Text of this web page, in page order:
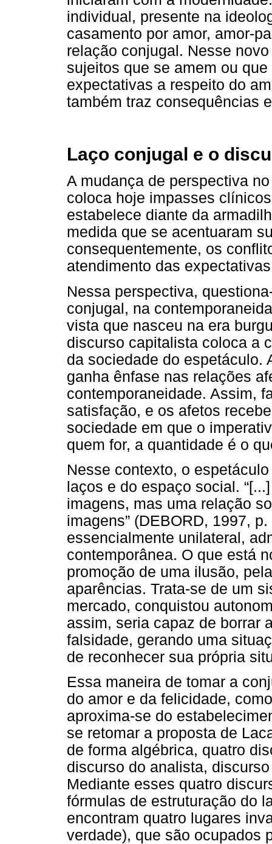
individual, presente na
casamento por amor, amor-
relação conjugal. Nesse
sujeitos que se amem ou que
expectativas a respeito do
também traz consequências
Laço conjugal e o
A mudança de perspectiva
coloca hoje impasses
estabelece diante da
medida que se acentuaram
consequentemente, os
atendimento das
Nessa perspectiva,
conjugal, na
vista que nasceu na era
discurso capitalista coloca a
da sociedade do espetáculo.
ganha ênfase nas relações
contemporaneidade. Assim,
satisfação, e os afetos
sociedade em que o
quem for, a quantidade é o
Nesse contexto, o
laços e do espaço social.
imagens, mas uma relação
imagens” (DEBORD, 1997,
essencialmente unilateral,
contemporânea. O que está
promoção de uma ilusão,
aparências. Trata-se de um
mercado, conquistou
assim, seria capaz de borrar
falsidade, gerando uma
de reconhecer sua própria
Essa maneira de tomar a
do amor e da felicidade,
aproxima-se do
se retomar a proposta de
de forma algébrica, quatro
discurso do analista,
Mediante esses quatro
fórmulas de estruturação do
encontram quatro lugares
verdade), que são ocupados